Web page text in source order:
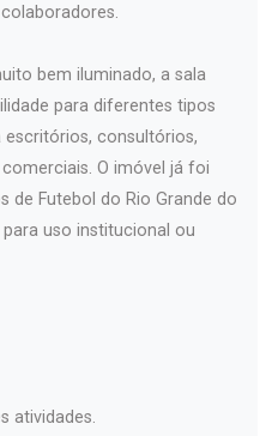
bem iluminado, a sala
para diferentes tipos
escritórios, consultórios,
O imóvel já foi
de Futebol do Rio Grande do
uso institucional ou
atividades.